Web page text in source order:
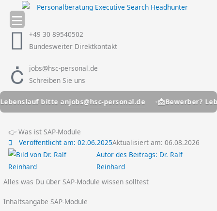
Inhalt
springen +49 30 89540502
Bundesweiter Direktkontakt
jobs@hsc-personal.de
Schreiben Sie uns
bitte an jobs@hsc-personal.de Bewerber?
👉 Was ist SAP-Module
Veröffentlicht am:02.06.2025Aktualisiert am: 06.08.2026
Autor des Beitrags: Dr. Ralf
Reinhard
Alles was Du über SAP-Module wissen solltest
Inhaltsangabe SAP-Module